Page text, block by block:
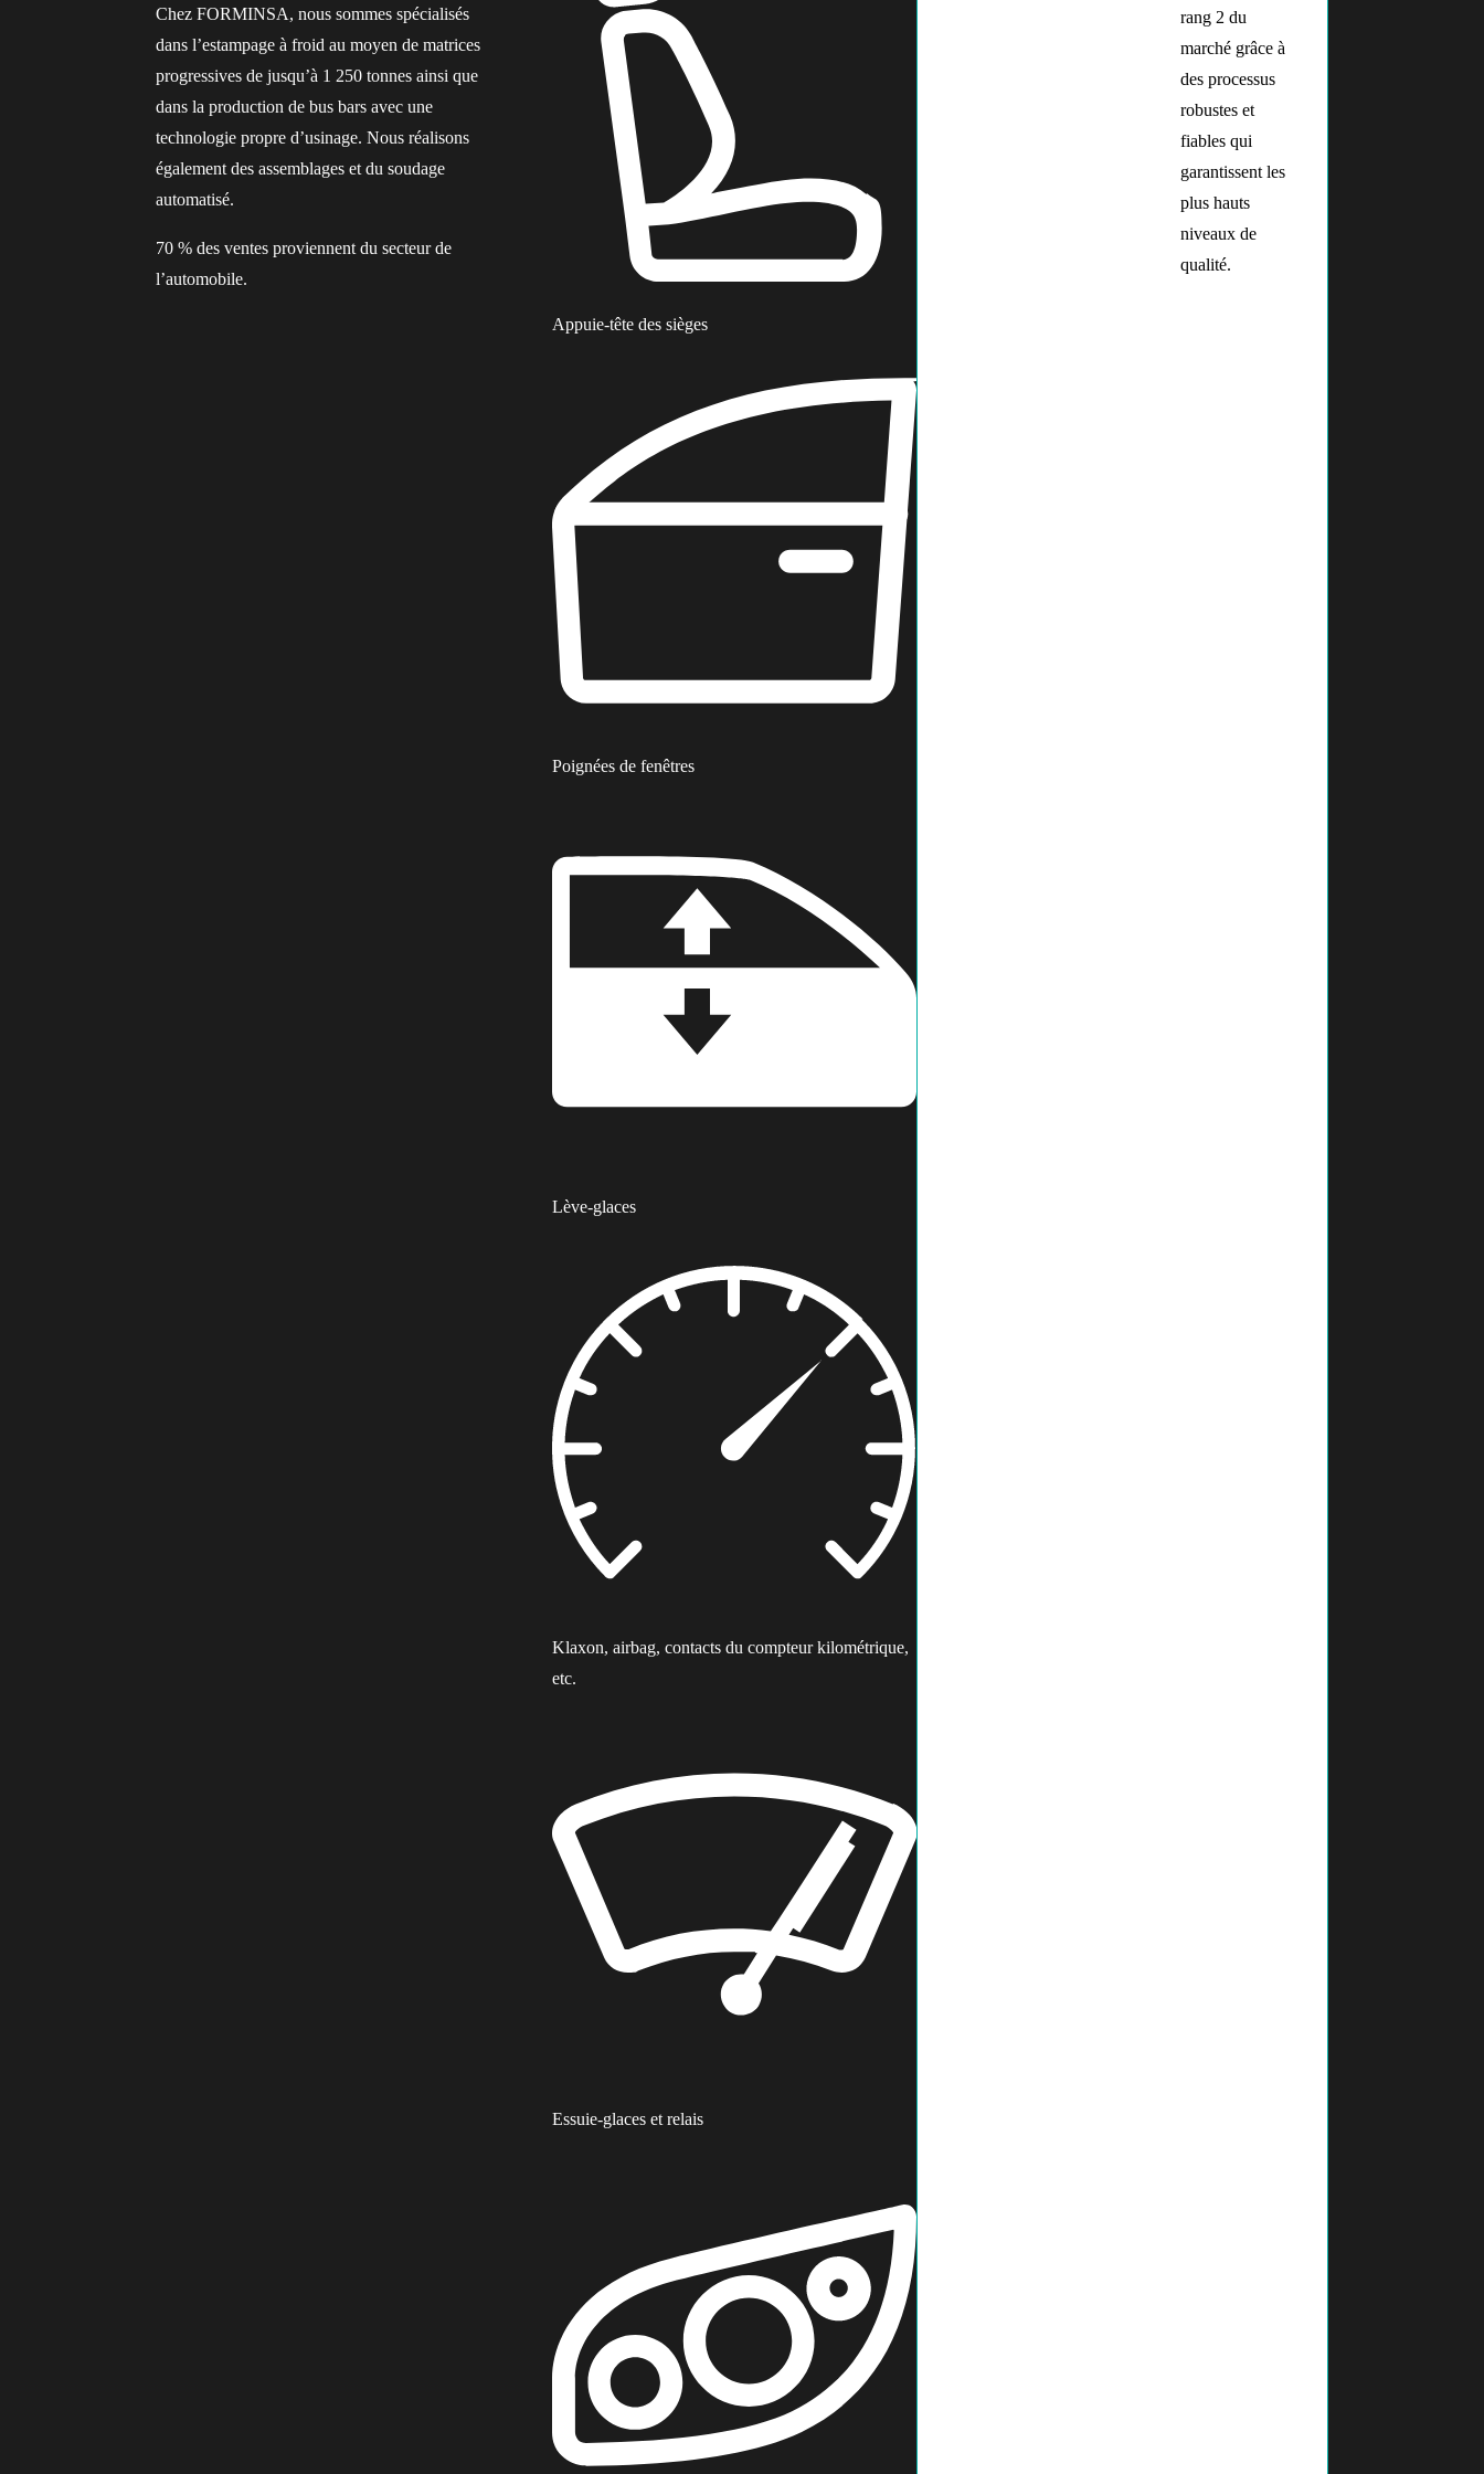
Chez FORMINSA, nous sommes spécialisés
dans l’estampage à froid au moyen de matrices
progressives de jusqu’à 1 250 tonnes ainsi que
dans la production de bus bars avec une
technologie propre d’usinage. Nous réalisons
également des assemblages et du soudage
automatisé.
70 % des ventes proviennent du secteur de
l’automobile.
Appuie-tête des sièges
Poignées de fenêtres
Lève-glaces
Klaxon, airbag, contacts du compteur kilométrique,
etc.
Essuie-glaces et relais
rang 2 du
marché grâce à
des processus
robustes et
fiables qui
garantissent les
plus hauts
niveaux de
qualité.